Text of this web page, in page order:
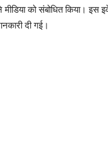
को संबोधित किया।
दी गई।